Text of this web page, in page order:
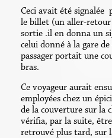
Ceci avait été signalée
le billet (un aller-retour
sortie .il en donna un
celui donné à la gare
passager portait une
bras.
Ce voyageur aurait
employées chez un
de la couverture sur la
vérifia, par la suite,
retrouvé plus tard, sur